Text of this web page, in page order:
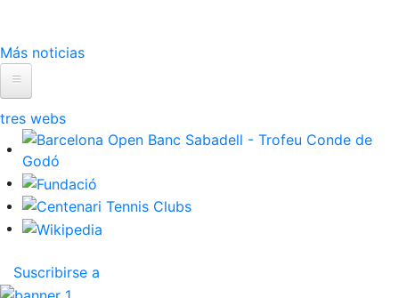
Más noticias
Inicio
Historia
Cronología
Presidentes
Organización
webs
Suscribirse a